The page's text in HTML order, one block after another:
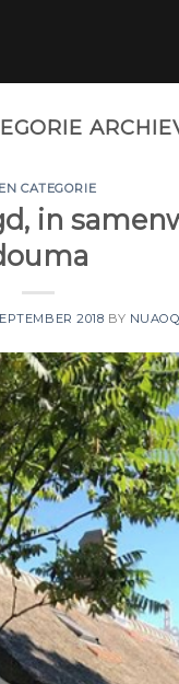
CATEGORIE
in
2018 BY NUAOQ